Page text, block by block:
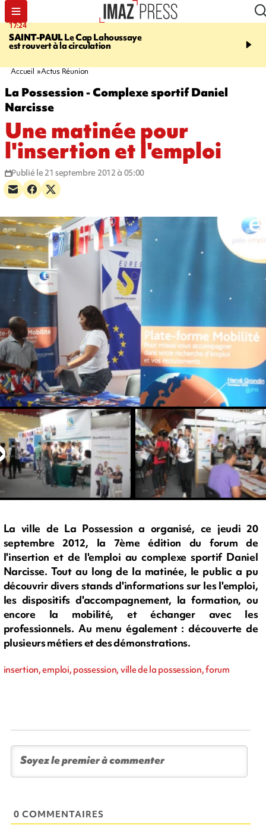
17:24
SAINT-PAULLe Cap Lahoussaye
est rouvert à la circulation
19:49
Quentin Dumontier, sa
Accueil Actus Réunion
La Possession - Complexe sportif Daniel
Narcisse
Une matinée pour
l'insertion et l'emploi
Publié le 21 septembre 2012 à 05:00
La ville de La Possession a organisé, ce jeudi 20
septembre 2012, la 7ème édition du forum de
l'insertion et de l'emploi au complexe sportif Daniel
Narcisse. Tout au long de la matinée, le public a pu
découvrir divers stands d'informations sur les l'emploi,
les dispositifs d'accompagnement, la formation, ou
encore la mobilité, et échanger avec les
professionnels. Au menu également : découverte de
plusieurs métiers et des démonstrations.
insertion, emploi, possession, ville de la possession, forum
0 COMMENTAIRES